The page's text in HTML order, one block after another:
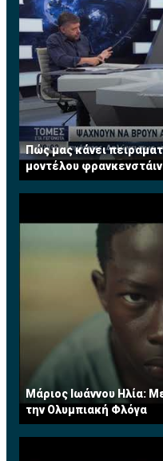
Πώς μας κάνει
μοντέλου
Μάριος Ιωάννου Ηλία:
την Ολυμπιακή Φλόγα